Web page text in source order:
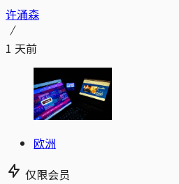
许涌森
1 天前
欧洲
仅限会员